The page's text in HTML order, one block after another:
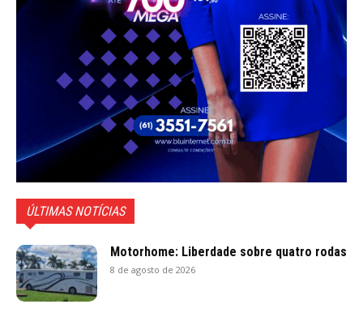
Nem toda dor de dente nasce no dente:
desconforto na mandíbula pode ser um
alerta para o coração
7 de agosto de 2026
2º Festival de Teatro do DF abre
convocatória para grupos locais
7 de agosto de 2026
PO Shoppings projetam crescimento de
até 10% nas vendas no Dia dos Pais
6 de agosto de 2026
Golden Citrus para brindar o Dia da
Cerveja
6 de agosto de 2026